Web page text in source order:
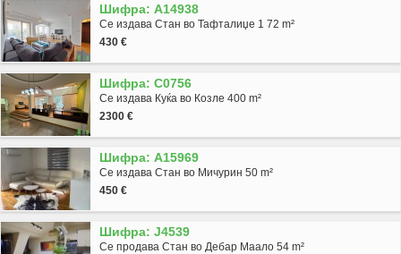
Шифра: A14938
Се издава Стан во Тафталиџе 1 72 m²
430 €
Шифра: C0756
Се издава Куќа во Козле 400 m²
2300 €
Шифра: A15969
Се издава Стан во Мичурин 50 m²
450 €
Шифра: J4539
Се продава Стан во Дебар Маало 54 m²